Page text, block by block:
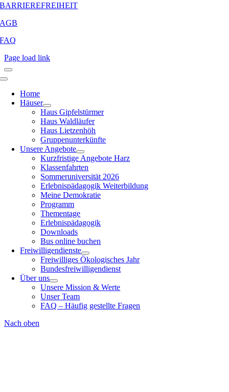
BARRIEREFREIHEIT
AGB
FAQ
Page load link
Home
Häuser
Haus Gipfelstürmer
Haus Waldläufer
Haus Lietzenhöh
Gruppenunterkünfte
Unsere Angebote
Kurzfristige Angebote Harz
Klassenfahrten
Sommeruniversität 2026
Erlebnispädagogik Weiterbildung
Meine Demokratie
Programm
Thementage
Erlebnispädagogik
Downloads
Bus online buchen
Freiwilligendienste
Freiwilliges Ökologisches Jahr
Bundesfreiwilligendienst
Über uns
Unsere Mission & Werte
Unser Team
FAQ – Häufig gestellte Fragen
Nach oben